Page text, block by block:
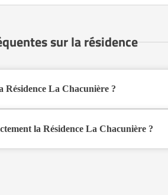
sur la résidence
Résidence La Chacunière ?
la Résidence La Chacunière ?